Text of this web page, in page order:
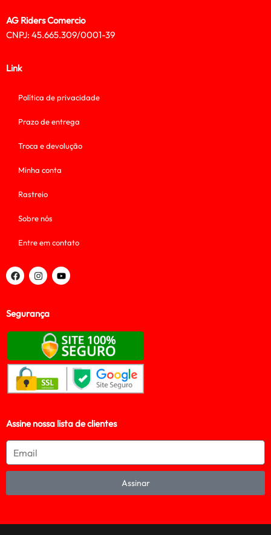
AG Riders Comercio
CNPJ: 45.665.309/0001-39
Link
Política de privacidade
Prazo de entrega
Troca e devolução
Minha conta
Rastreio
Sobre nós
Entre em contato
Segurança
Assine nossa lista de clientes
Assinar